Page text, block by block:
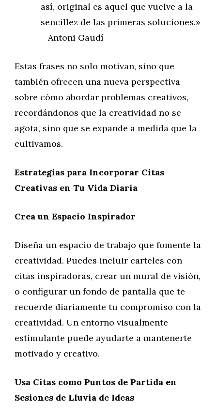
así, original es aquel que vuelve a la
sencillez de las primeras soluciones.»
– Antoni Gaudí
Estas frases no solo motivan, sino que
también ofrecen una nueva perspectiva
sobre cómo abordar problemas creativos,
recordándonos que la creatividad no se
agota, sino que se expande a medida que la
cultivamos.
Estrategias para Incorporar Citas
Creativas en Tu Vida Diaria
Crea un Espacio Inspirador
Diseña un espacio de trabajo que fomente la
creatividad. Puedes incluir carteles con
citas inspiradoras, crear un mural de visión,
o configurar un fondo de pantalla que te
recuerde diariamente tu compromiso con la
creatividad. Un entorno visualmente
estimulante puede ayudarte a mantenerte
motivado y creativo.
Usa Citas como Puntos de Partida en
Sesiones de Lluvia de Ideas